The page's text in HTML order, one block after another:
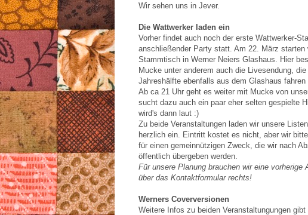
Wir sehen uns in Jever.
Die Wattwerker laden ein
Vorher findet auch noch der erste Wattwerker-
anschließender Party statt. Am 22. März starten
Stammtisch in Werner Neiers Glashaus. Hier
Mucke unter anderem auch die Livesendung,
Jahreshälfte ebenfalls aus dem Glashaus fahren
Ab ca 21 Uhr geht es weiter mit Mucke von
sucht dazu auch ein paar eher selten gespielte
wird's dann laut :)
Zu beide Veranstaltungen laden wir unsere
herzlich ein. Eintritt kostet es nicht, aber wir
für einen gemeinnützigen Zweck, die wir nach
öffentlich übergeben werden.
Für unsere Planung brauchen wir eine vorherige
über das Kontaktformular rechts!
Werners Coverversionen
Weitere Infos zu beiden Veranstaltungungen